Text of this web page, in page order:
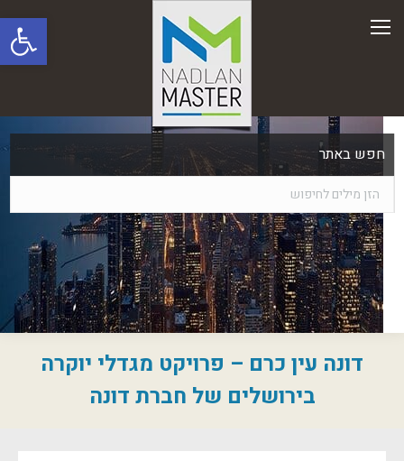
פתח
חפש באתר
דונה עין כרם – פרויקט מגדלי יוקרה
בירושלים של חברת דונה